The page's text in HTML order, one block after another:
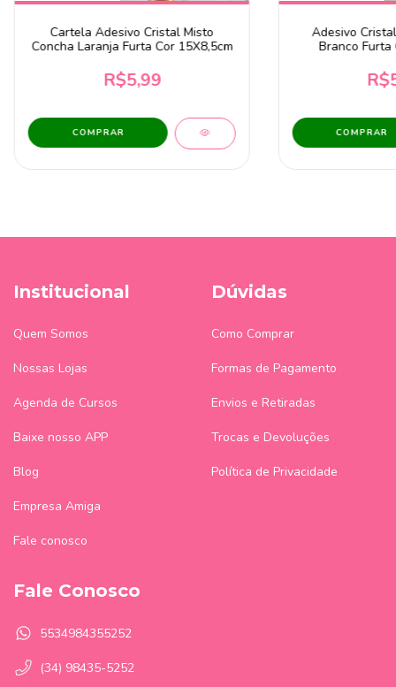
Cartela Adesivo Cristal Misto
Concha Laranja Furta Cor 15X8,5cm
R$5,99
Adesivo
Branco Furta
Institucional
Quem Somos
Nossas Lojas
Agenda de Cursos
Baixe nosso APP
Blog
Empresa Amiga
Fale conosco
Dúvidas
Como Comprar
Formas de Pagamento
Envios e Retiradas
Trocas e Devoluções
Política de Privacidade
Fale Conosco
5534984355252
(34) 98435-5252